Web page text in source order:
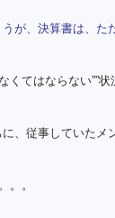
が、決算書は、た
てはならない””状
、従事していたメ
。。